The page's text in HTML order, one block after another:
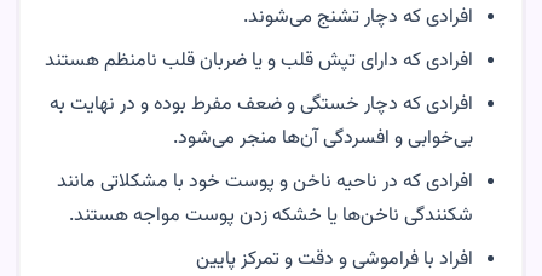
افرادی که دچار تشنج می‌شوند.
افرادی که دارای تپش قلب و یا ضربان قلب نامنظم هستند
افرادی که دچار خستگی و ضعف مفرط بوده و در نهایت به
بی‌خوابی و افسردگی آن‌ها منجر می‌شود.
افرادی که در ناحیه ناخن و پوست خود با مشکلاتی مانند
شکنندگی ناخن‌ها یا خشکه زدن پوست مواجه هستند.
افراد با فراموشی و دقت و تمرکز پایین